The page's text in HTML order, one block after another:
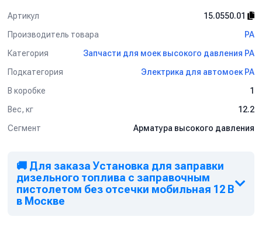
Артикул
15.0550.01
Производитель товара
PA
Категория
Запчасти для моек высокого давления PA
Подкатегория
Электрика для автомоек PA
В коробке
1
Вес, кг
12.2
Сегмент
Арматура высокого давления
🚚 Для заказа Установка для заправки
дизельного топлива с заправочным
пистолетом без отсечки мобильная 12 В
в Москве